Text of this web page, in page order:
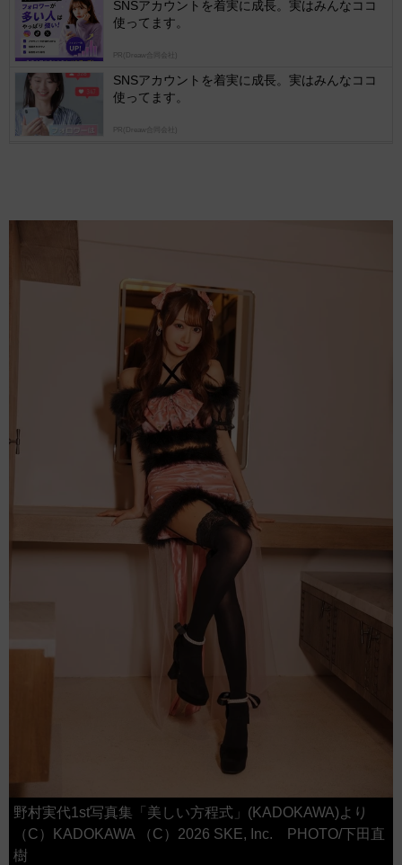
SNSアカウントを着実に成長。実はみんなココ
使ってます。
PR(Dreaw合同会社)
SNSアカウントを着実に成長。実はみんなココ
使ってます。
PR(Dreaw合同会社)
野村実代1st写真集「美しい方程式」(KADOKAWA)より
（C）KADOKAWA （C）2026 SKE, Inc. PHOTO/下田直
樹